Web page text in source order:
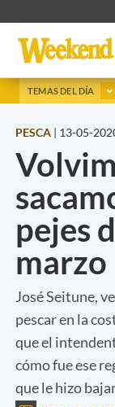
TEMAS DEL DÍA
PESCA | 13-05-
pejes
marzo
José Seitune,
pescar en la
que el
cómo fue ese
que le hizo